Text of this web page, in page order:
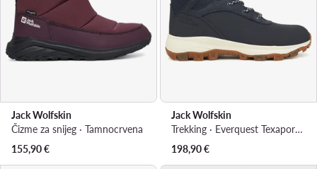
Jack Wolfskin
Čizme za snijeg · Tamnocrvena
155,90€
Jack Wolfskin
Trekking · Everquest Texapore Snow High 4053601 · Tamnoplava
198,90€